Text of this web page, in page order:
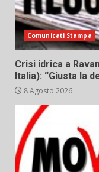
Comunicati Stampa
Crisi idrica a
Italia): “Giusta la
8 Agosto 2026